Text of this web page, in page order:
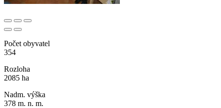
Počet obyvatel
354
Rozloha
2085 ha
Nadm. výška
378 m. n. m.